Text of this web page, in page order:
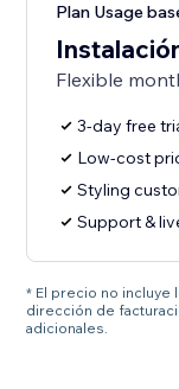
Plan Usage
Flexible
3-day free
Low-cost
Styling
Support &
* El precio no incluye
dirección de
adicionales.